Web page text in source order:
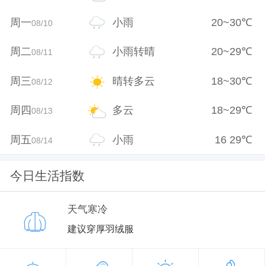
周一08/10 小雨 20~30℃
周二08/11 小雨转晴 20~29℃
周三08/12 晴转多云 18~30℃
周四08/13 多云 18~29℃
周五08/14 小雨 16 29℃
今日生活指数
天气寒冷
建议穿厚羽绒服